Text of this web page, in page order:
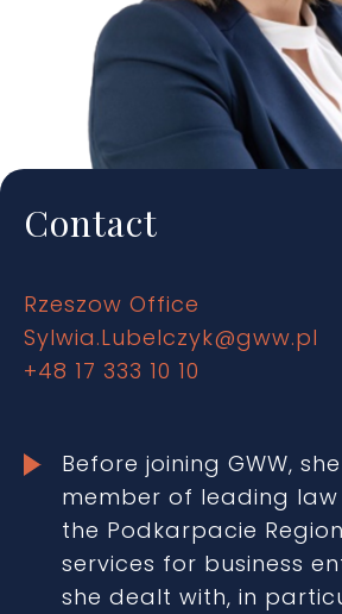
Contact
Rzeszow Office
Sylwia.Lubelczyk@gww.pl
+48 17 333 10 10
Before joining GWW,
member of leading
the Podkarpacie
services for business
she dealt with, in